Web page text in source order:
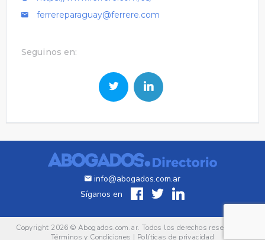
ferrereparaguay@ferrere.com
Seguinos en:
info@abogados.com.ar
Síganos en
Copyright 2026 © Abogados.com.ar. Todos los derechos reservados.
Términos y Condiciones | Políticas de privacidad